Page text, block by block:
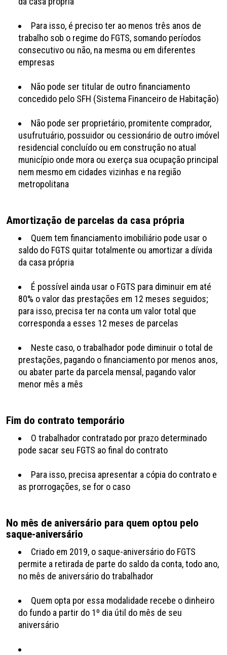
Para isso, é preciso ter ao menos três anos de
trabalho sob o regime do FGTS, somando períodos
consecutivo ou não, na mesma ou em diferentes
empresas
Não pode ser titular de outro financiamento
concedido pelo SFH (Sistema Financeiro de Habitação)
Não pode ser proprietário, promitente comprador,
usufrutuário, possuidor ou cessionário de outro imóvel
residencial concluído ou em construção no atual
município onde mora ou exerça sua ocupação principal
nem mesmo em cidades vizinhas e na região
metropolitana
Amortização de parcelas da casa própria
Quem tem financiamento imobiliário pode usar o
saldo do FGTS quitar totalmente ou amortizar a dívida
da casa própria
É possível ainda usar o FGTS para diminuir em até
80% o valor das prestações em 12 meses seguidos;
para isso, precisa ter na conta um valor total que
corresponda a esses 12 meses de parcelas
Neste caso, o trabalhador pode diminuir o total de
prestações, pagando o financiamento por menos anos,
ou abater parte da parcela mensal, pagando valor
menor mês a mês
Fim do contrato temporário
O trabalhador contratado por prazo determinado
pode sacar seu FGTS ao final do contrato
Para isso, precisa apresentar a cópia do contrato e
as prorrogações, se for o caso
No mês de aniversário para quem optou pelo
saque-aniversário
Criado em 2019, o saque-aniversário do FGTS
permite a retirada de parte do saldo da conta, todo ano,
no mês de aniversário do trabalhador
Quem opta por essa modalidade recebe o dinheiro
do fundo a partir do 1º dia útil do mês de seu
aniversário